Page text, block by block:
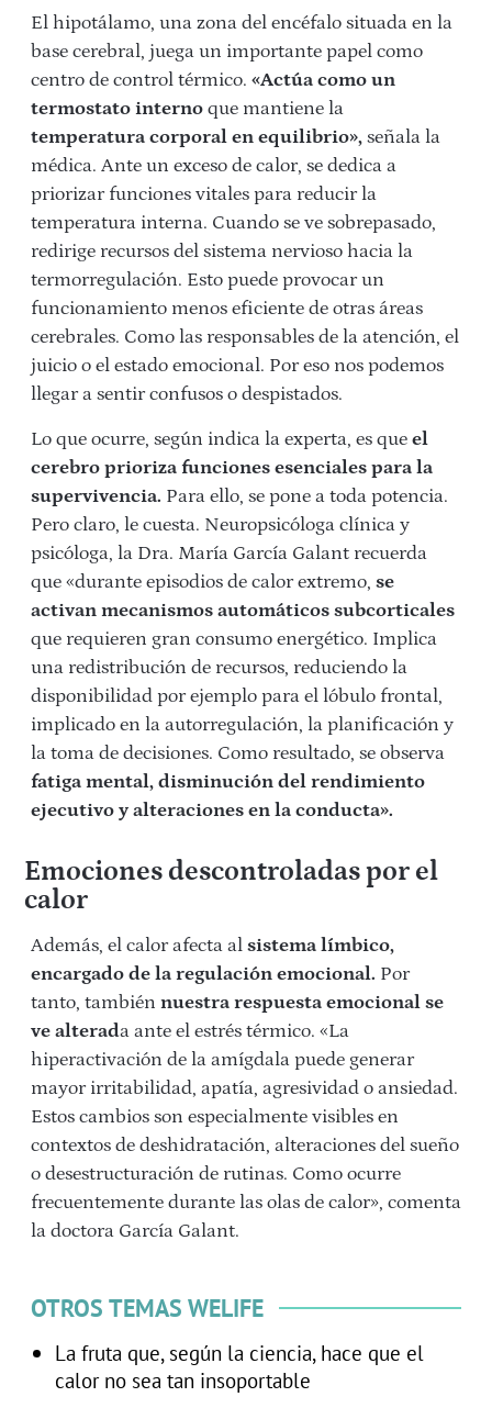
El hipotálamo, una zona del encéfalo situada en la
base cerebral, juega un importante papel como
centro de control térmico. «Actúa como un
termostato interno que mantiene la
temperatura corporal en equilibrio», señala la
médica. Ante un exceso de calor, se dedica a
priorizar funciones vitales para reducir la
temperatura interna. Cuando se ve sobrepasado,
redirige recursos del sistema nervioso hacia la
termorregulación. Esto puede provocar un
funcionamiento menos eficiente de otras áreas
cerebrales. Como las responsables de la atención, el
juicio o el estado emocional. Por eso nos podemos
llegar a sentir confusos o despistados.
Lo que ocurre, según indica la experta, es que el
cerebro prioriza funciones esenciales para la
supervivencia. Para ello, se pone a toda potencia.
Pero claro, le cuesta. Neuropsicóloga clínica y
psicóloga, la Dra. María García Galant recuerda
que «durante episodios de calor extremo, se
activan mecanismos automáticos subcorticales
que requieren gran consumo energético. Implica
una redistribución de recursos, reduciendo la
disponibilidad por ejemplo para el lóbulo frontal,
implicado en la autorregulación, la planificación y
la toma de decisiones. Como resultado, se observa
fatiga mental, disminución del rendimiento
ejecutivo y alteraciones en la conducta».
Emociones descontroladas por el
calor
Además, el calor afecta al sistema límbico,
encargado de la regulación emocional. Por
tanto, también nuestra respuesta emocional se
ve alterada ante el estrés térmico. «La
hiperactivación de la amígdala puede generar
mayor irritabilidad, apatía, agresividad o ansiedad.
Estos cambios son especialmente visibles en
contextos de deshidratación, alteraciones del sueño
o desestructuración de rutinas. Como ocurre
frecuentemente durante las olas de calor», comenta
la doctora García Galant.
OTROS TEMAS WELIFE
La fruta que, según la ciencia, hace que el
calor no sea tan insoportable